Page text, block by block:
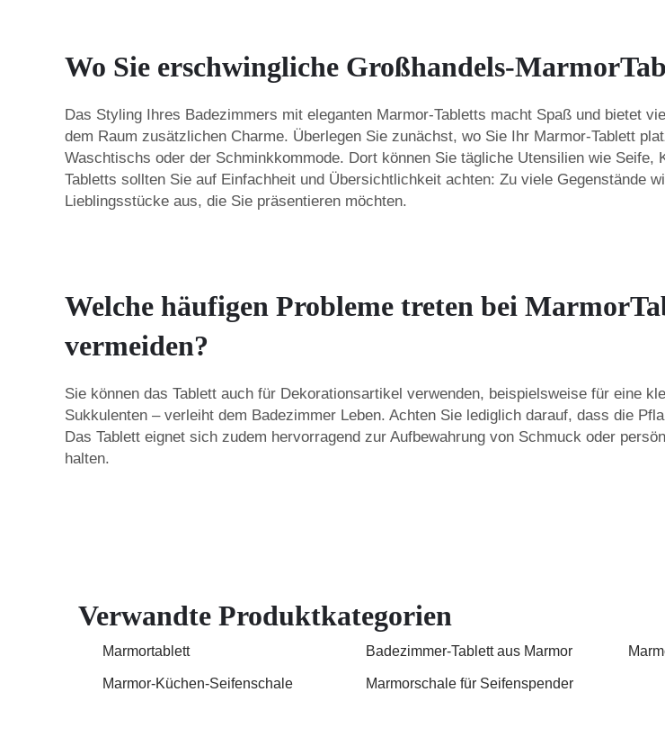
Wo Sie erschwingliche Großhandels-
Das Styling Ihres Badezimmers mit eleganten Marmor-Tabletts macht Spaß und bietet
dem Raum zusätzlichen Charme. Überlegen Sie zunächst, wo Sie Ihr Marmor-Tablett
Waschtischs oder der Schminkkommode. Dort können Sie tägliche Utensilien wie
Tabletts sollten Sie auf Einfachheit und Übersichtlichkeit achten: Zu viele Gegenstände
Lieblingsstücke aus, die Sie präsentieren möchten.
Welche häufigen Probleme treten bei
vermeiden?
Sie können das Tablett auch für Dekorationsartikel verwenden, beispielsweise für eine
Sukkulenten – verleiht dem Badezimmer Leben. Achten Sie lediglich darauf, dass die
Das Tablett eignet sich zudem hervorragend zur Aufbewahrung von Schmuck oder
halten.
Verwandte Produktkategorien
Marmortablett Badezimmer-Tablett aus Marmor
Marmor-Küchen-Seifenschale Marmorschale für Seifenspender